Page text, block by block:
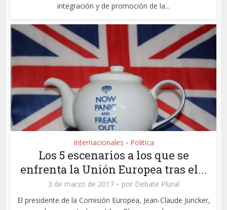
integración y de promoción de la...
Internacionales • Politica
Los 5 escenarios a los que se
enfrenta la Unión Europea tras el...
3 de marzo de 2017 por Debate Plural
El presidente de la Comisión Europea, Jean-Claude Juncker,